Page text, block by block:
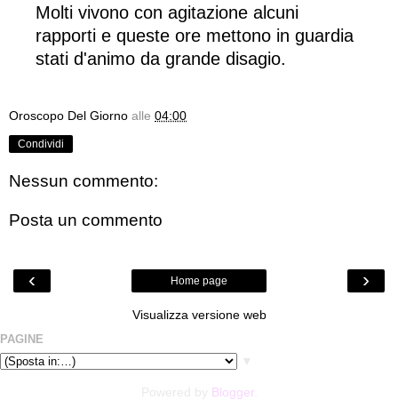
Molti vivono con agitazione alcuni
rapporti e queste ore mettono in guardia
stati d'animo da grande disagio.
Oroscopo Del Giorno alle 04:00
Condividi
Nessun commento:
Posta un commento
‹ ›
Home page
Visualizza versione web
PAGINE
Blogger.